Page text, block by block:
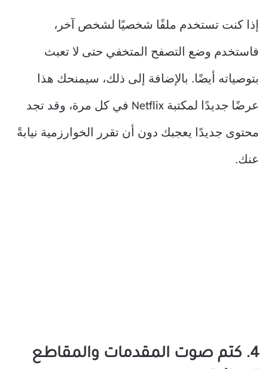
إذا كنت تستخدم ملفًا شخصيًا لشخص آخر،
فاستخدم وضع التصفح المتخفي حتى لا تعبث
بتوصياته أيضًا. بالإضافة إلى ذلك، سيمنحك هذا
عرضًا جديدًا لمكتبة Netflix في كل مرة، وقد تجد
محتوى جديدًا يعجبك دون أن تقرر الخوارزمية نيابةً
عنك.
4. كتم صوت المقدمات والمقاطع